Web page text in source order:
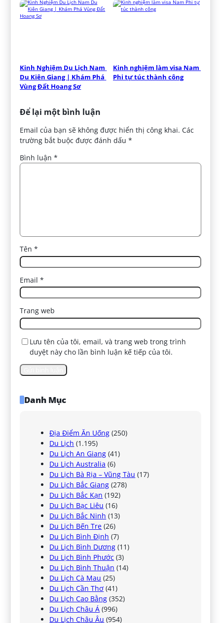
Kinh Nghiệm Du Lịch Nam
Du Kiên Giang | Khám Phá
Vùng Đất Hoang Sơ
Kinh nghiệm làm visa Nam
Phi tự túc thành công
Để lại một bình luận
Email của bạn sẽ không được hiển thị công khai. Các
trường bắt buộc được đánh dấu*
Bình luận*
Tên*
Email*
Trang web
Lưu tên của tôi, email, và trang web trong trình
duyệt này cho lần bình luận kế tiếp của tôi.
Danh Mục
Địa Điểm Ăn Uống (250)
Du Lịch (1.195)
Du Lịch An Giang (41)
Du Lịch Australia (6)
Du Lịch Bà Rịa – Vũng Tàu (17)
Du Lịch Bắc Giang (278)
Du Lịch Bắc Kạn (192)
Du Lịch Bạc Liêu (16)
Du Lịch Bắc Ninh (13)
Du Lịch Bến Tre (26)
Du Lịch Bình Định (7)
Du Lịch Bình Dương (11)
Du Lịch Bình Phước (3)
Du Lịch Bình Thuận (14)
Du Lịch Cà Mau (25)
Du Lịch Cần Thơ (41)
Du Lịch Cao Bằng (352)
Du Lịch Châu Á (996)
Du Lịch Châu Âu (954)